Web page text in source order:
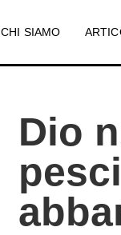
CHI SIAMO
Dio